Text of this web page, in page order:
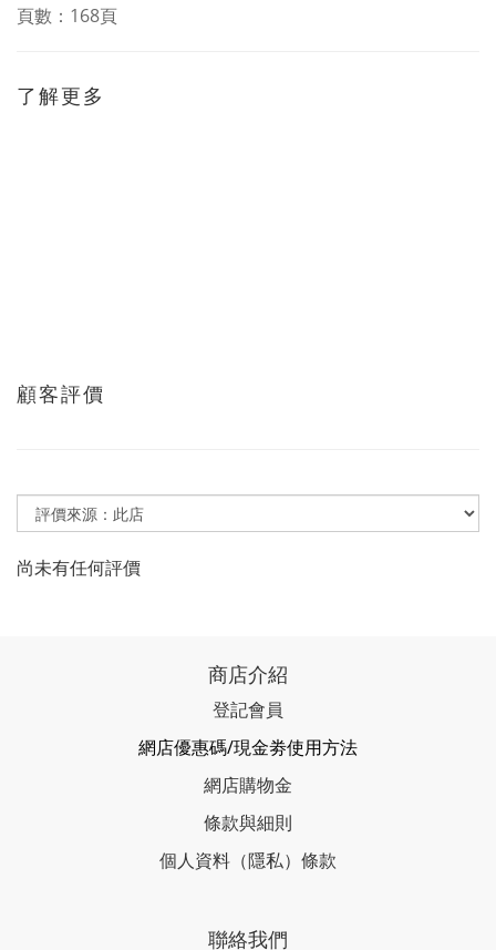
頁數：168頁
了解更多
顧客評價
尚未有任何評價
商店介紹
登記會員
網店優惠碼/現金劵使用方法
網店購物金
條款與細則
個人資料（隱私）條款
聯絡我們